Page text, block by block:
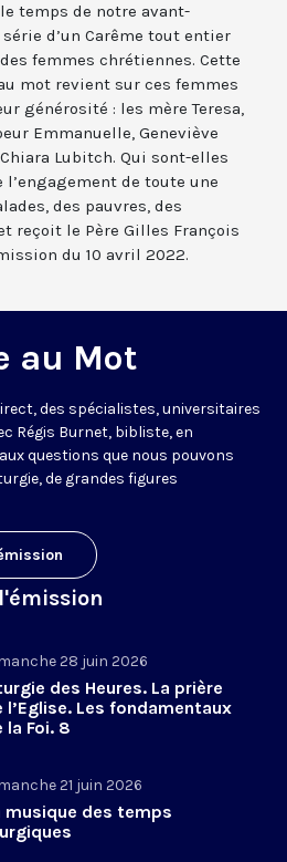
temps de notre avant-
d’un Carême tout entier
femmes chrétiennes. Cette
mot revient sur ces femmes
générosité : les mère Teresa,
Emmanuelle, Geneviève
Lubitch. Qui sont-elles
de toute une
des pauvres, des
reçoit le Père Gilles François
du 10 avril 2022.
au Mot
des spécialistes, universitaires
Régis Burnet, bibliste, en
questions que nous pouvons
de grandes figures
28 juin 2026
des Heures. La prière
l’Eglise. Les fondamentaux
la Foi. 8
21 juin 2026
musique des temps